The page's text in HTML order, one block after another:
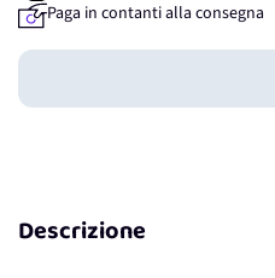
Paga in contanti alla consegna
Guadagna
Descrizione